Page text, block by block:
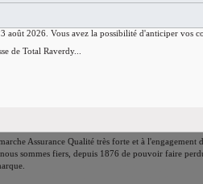
août 2026. Vous avez la possibilité d'anticiper vos
de Total Raverdy...
notre politique industrielle.
Assurance Qualité très forte et à l'engagement
sommes fiers, depuis 1876 de pouvoir faire